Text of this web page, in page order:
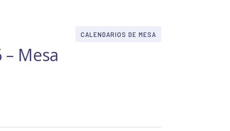
CALENDARIOS DE MESA
Mesa